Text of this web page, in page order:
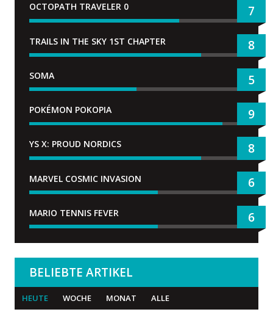
OCTOPATH TRAVELER 0 7
TRAILS IN THE SKY 1ST CHAPTER 8
SOMA 5
POKÉMON POKOPIA 9
YS X: PROUD NORDICS 8
MARVEL COSMIC INVASION 6
MARIO TENNIS FEVER 6
BELIEBTE ARTIKEL
HEUTE WOCHE MONAT ALLE